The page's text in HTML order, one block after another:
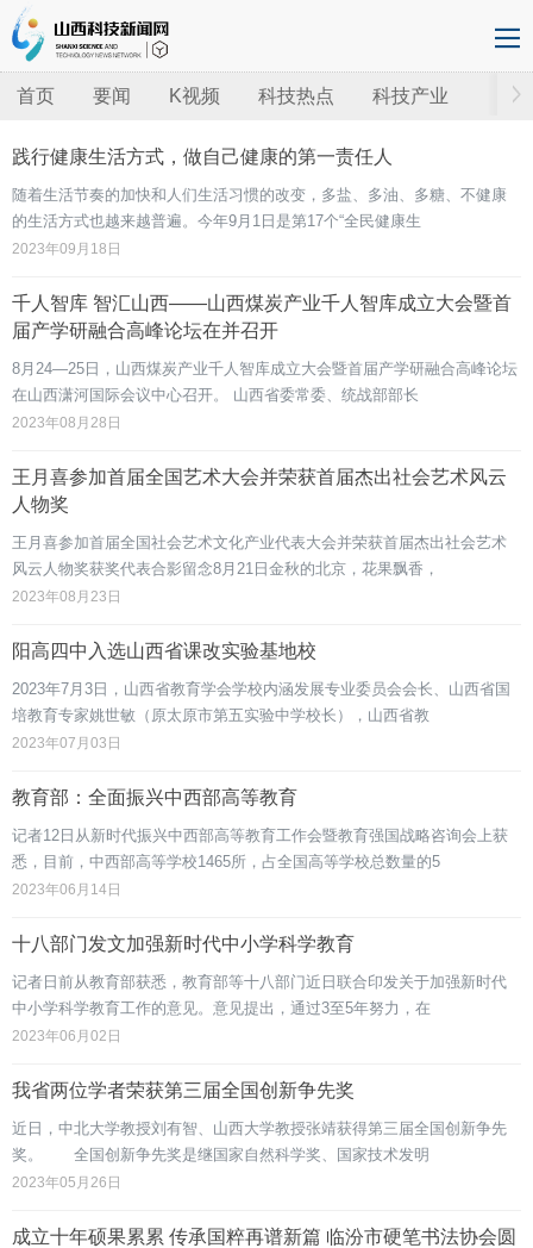
首页 要闻 K视频 科技热点 科技产业
践行健康生活方式，做自己健康的第一责任人
随着生活节奏的加快和人们生活习惯的改变，多盐、多油、多糖、不健康
的生活方式也越来越普遍。今年9月1日是第17个“全民健康生
2023年09月18日
千人智库 智汇山西——山西煤炭产业千人智库成立大会暨首
届产学研融合高峰论坛在并召开
8月24—25日，山西煤炭产业千人智库成立大会暨首届产学研融合高峰论坛
在山西潇河国际会议中心召开。 山西省委常委、统战部部长
2023年08月28日
王月喜参加首届全国艺术大会并荣获首届杰出社会艺术风云
人物奖
王月喜参加首届全国社会艺术文化产业代表大会并荣获首届杰出社会艺术
风云人物奖获奖代表合影留念8月21日金秋的北京，花果飘香，
2023年08月23日
阳高四中入选山西省课改实验基地校
2023年7月3日，山西省教育学会学校内涵发展专业委员会会长、山西省国
培教育专家姚世敏（原太原市第五实验中学校长），山西省教
2023年07月03日
教育部：全面振兴中西部高等教育
记者12日从新时代振兴中西部高等教育工作会暨教育强国战略咨询会上获
悉，目前，中西部高等学校1465所，占全国高等学校总数量的5
2023年06月14日
十八部门发文加强新时代中小学科学教育
记者日前从教育部获悉，教育部等十八部门近日联合印发关于加强新时代
中小学科学教育工作的意见。意见提出，通过3至5年努力，在
2023年06月02日
我省两位学者荣获第三届全国创新争先奖
近日，中北大学教授刘有智、山西大学教授张靖获得第三届全国创新争先
奖。 全国创新争先奖是继国家自然科学奖、国家技术发明
2023年05月26日
成立十年硕果累累 传承国粹再谱新篇 临汾市硬笔书法协会圆